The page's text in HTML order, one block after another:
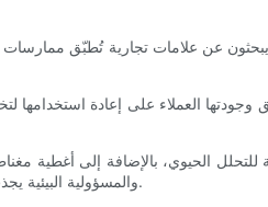
عن علامات تجارية تُطبّق
العملاء على إعادة استخدامها
للتحلل الحيوي، بالإضافة إلى
والمسؤولية البيئية يجذب المستهلكين المعاصرين الذين يرغبون في منتجات تتوافق مع قيمهم.